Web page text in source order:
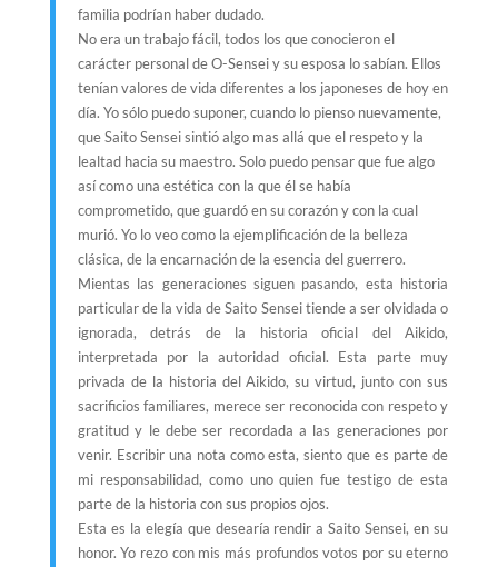
familia podrían haber dudado.
No era un trabajo fácil, todos los que conocieron el
carácter personal de O-Sensei y su esposa lo sabían. Ellos
tenían valores de vida diferentes a los japoneses de hoy en
día. Yo sólo puedo suponer, cuando lo pienso nuevamente,
que Saito Sensei sintió algo mas allá que el respeto y la
lealtad hacia su maestro. Solo puedo pensar que fue algo
así como una estética con la que él se había
comprometido, que guardó en su corazón y con la cual
murió. Yo lo veo como la ejemplificación de la belleza
clásica, de la encarnación de la esencia del guerrero.
Mientas las generaciones siguen pasando, esta historia
particular de la vida de Saito Sensei tiende a ser olvidada o
ignorada, detrás de la historia oficial del Aikido,
interpretada por la autoridad oficial. Esta parte muy
privada de la historia del Aikido, su virtud, junto con sus
sacrificios familiares, merece ser reconocida con respeto y
gratitud y le debe ser recordada a las generaciones por
venir. Escribir una nota como esta, siento que es parte de
mi responsabilidad, como uno quien fue testigo de esta
parte de la historia con sus propios ojos.
Esta es la elegía que desearía rendir a Saito Sensei, en su
honor. Yo rezo con mis más profundos votos por su eterno